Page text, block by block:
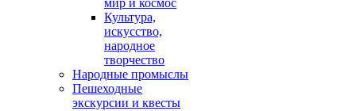
мир и космос
Культура,
искусство,
народное
творчество
Народные промыслы
Пешеходные
экскурсии и квесты